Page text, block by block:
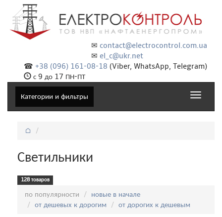
✉ contact@electrocontrol.com.ua
✉ el_c@ukr.net
☎ +38 (096) 161-08-18 (Viber, WhatsApp, Telegram)
с 9 до 17 ПН-ПТ
Категории и фильтры
Toggle
⌂
Светильники
128 товаров
по популярности
новые в начале
от дешевых к дорогим
от дорогих к дешевым